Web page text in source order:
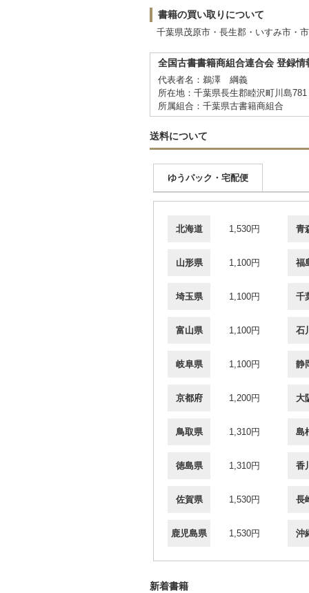
書籍の買い取りについて
千葉県茂原市・長生郡・いすみ市・
全国古書書籍商組合連合会 登録情
代表者名：鵜澤 綱義
所在地：千葉県長生郡睦沢町川島781
所属組合：千葉県古書籍商組合
送料について
ゆうパック・宅配便
北海道 1,530円 青
山形県 1,100円 福
埼玉県 1,100円 千
富山県 1,100円 石
岐阜県 1,100円 静
京都府 1,200円 大
鳥取県 1,310円 島
徳島県 1,310円 香
佐賀県 1,530円 長
鹿児島県 1,530円 沖
新着書籍